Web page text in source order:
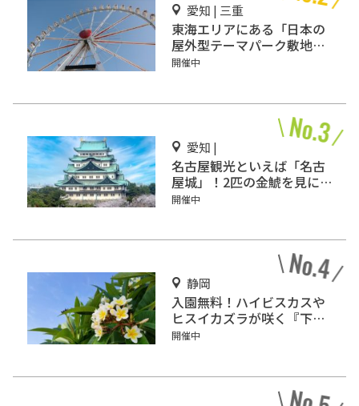
愛知 | 三重
東海エリアにある「日本の
屋外型テーマパーク敷地面
積ランキング」入りしてい
開催中
愛知 |
名古屋観光といえば「名古
屋城」！2匹の金鯱を見に
行こう
開催中
静岡
入園無料！ハイビスカスや
ヒスイカズラが咲く『下賀
茂熱帯植物園』で南国気分
開催中